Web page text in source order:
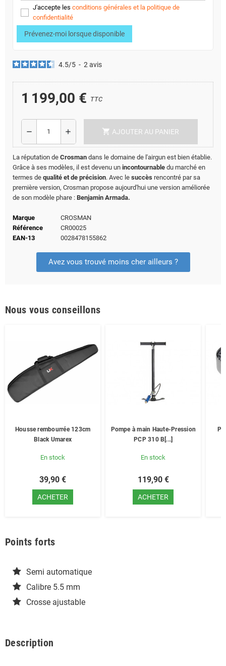
J'accepte les conditions générales et la politique de
confidentialité
Prévenez-moi lorsque disponible
4.5/5 - 2 avis
1 199,00 € TTC
remove add shopping_cart AJOUTER AU PANIER
La réputation de Crosman dans le domaine de l'airgun est bien établie.
Grâce à ses modèles, il est devenu un incontournable du marché en
termes de qualité et de précision. Avec le succès rencontré par sa
première version, Crosman propose aujourd'hui une version améliorée
de son modèle phare : Benjamin Armada.
Marque
CROSMAN
Référence
CR00025
EAN-13
0028478155862
Avez vous trouvé moins cher ailleurs ?
Nous vous conseillons
Housse rembourrée 123cm
Black Umarex
En stock
39,90 €
ACHETER
Pompe à main Haute-Pression
PCP 310 B[...]
En stock
119,90 €
ACHETER
Points forts
Semi automatique
Calibre 5.5 mm
Crosse ajustable
Description